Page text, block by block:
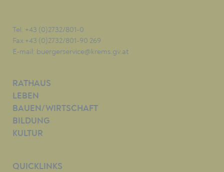
Tel. +43 (0)2732/801-0
Fax +43 (0)2732/801-90 269
E-mail: buergerservice@krems.gv.at
RATHAUS
LEBEN
BAUEN/WIRTSCHAFT
BILDUNG
KULTUR
QUICKLINKS